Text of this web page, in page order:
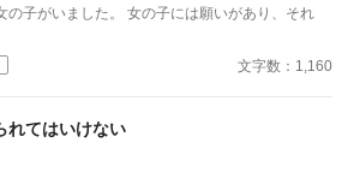
た。 女の子には願いがあり、それ
文字数：1,160
れてはいけない